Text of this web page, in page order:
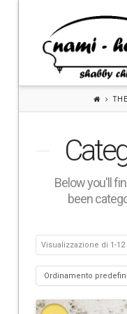
N
a
m
i
o
m
Below you'll
been
Visualizzazione di 1-12